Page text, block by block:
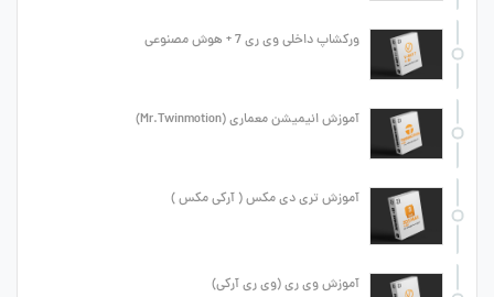
ورکشاپ داخلی وی ری 7 + هوش مصنوعی
آموزش انیمیشن معماری (Mr.Twinmotion)
آموزش تری دی مکس ( آرکی مکس )
آموزش وی ری (وی ری آرکی)